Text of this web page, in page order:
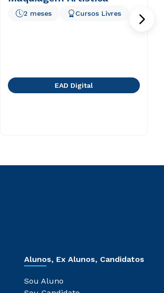
2 meses Cursos Livres
EAD Digital
Alunos, Ex Alunos, Candidatos
Sou Aluno